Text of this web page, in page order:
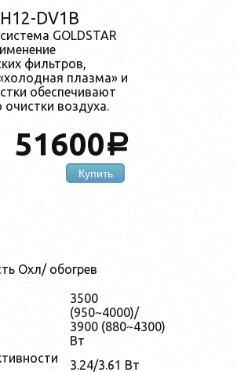
DV1B
GOLDSTAR
фильтров,
плазма» и
обеспечивают
очистки воздуха.
51600a
Купить
Охл/ обогрев
3500
(950~4000)/
3900 (880~4300)
Вт
3.24/3.61 Вт